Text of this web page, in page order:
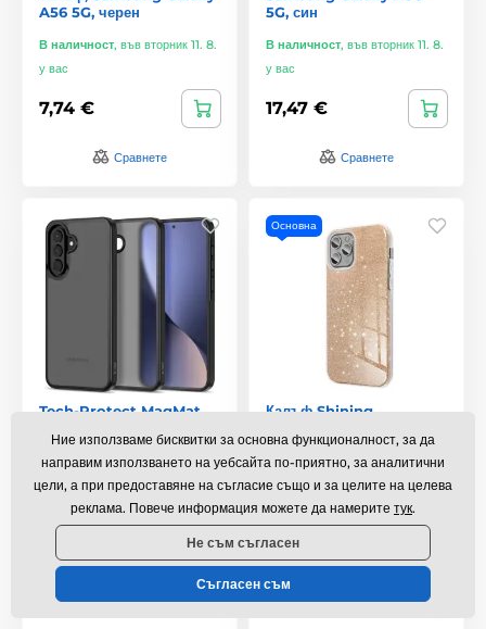
A56 5G, черен
В наличност, във вторник 11. 8.
у вас
7,74 €
Сравнете
5G, син
В наличност, във вторник 11. 8.
у вас
17,47 €
Сравнете
Tech-Protect MagMat,
A56 / A37 5G, матово
черен
В наличност,във вторник 11. 8.
10,49 €
Основна
Калъф Shining,
5G, златист
В наличност ,във вторник 11. 8.
5,02 €
Ние използваме бисквитки за основна функционалност, за да
направим използването на уебсайта по-приятно, за аналитични
цели, а при предоставяне на съгласие също и за целите на целева
реклама. Повече информация можете да намерите тук.
Не съм съгласен
Съгласен съм